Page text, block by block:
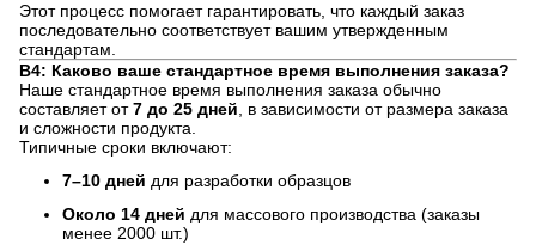
Этот процесс помогает гарантировать, что каждый заказ
последовательно соответствует вашим утвержденным
стандартам.
В4: Каково ваше стандартное время выполнения заказа?
Наше стандартное время выполнения заказа обычно
составляет от7 до 25 дней, в зависимости от размера заказа
и сложности продукта.
Типичные сроки включают:
7–10 дней для разработки образцов
Около 14 дней для массового производства (заказы
менее 2000 шт.)